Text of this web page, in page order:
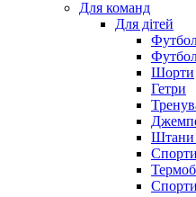
Для команд
Для дітей
Шорти
Гетри
Штани